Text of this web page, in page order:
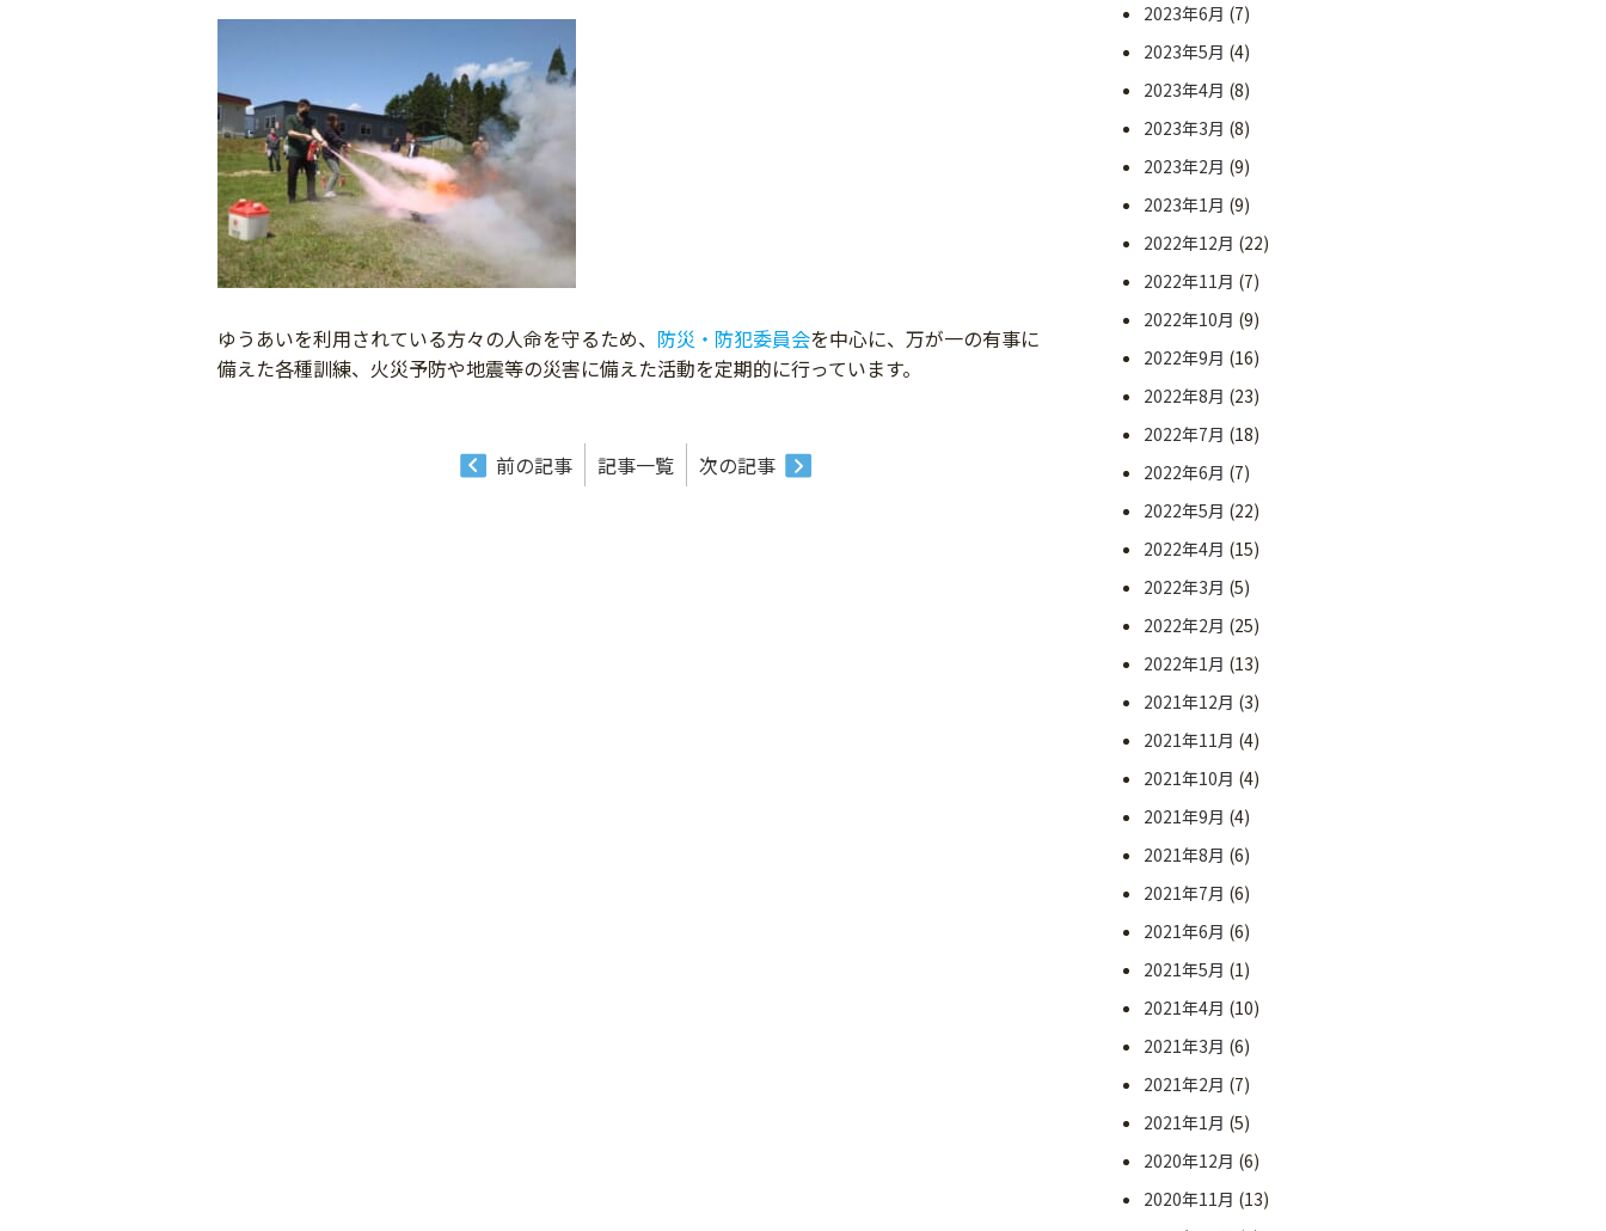
ゆうあいを利用されている方々の人命を守るため、 防災・防犯委員会を中心に、万が一の有事に
備えた各種訓練、火災予防や地震等の災害に備えた活動を定期的に行っています。
前の記事 記事一覧 次の記事
2023年6月 (7)
2023年5月 (4)
2023年4月 (8)
2023年3月 (8)
2023年2月 (9)
2023年1月 (9)
2022年12月 (22)
2022年11月 (7)
2022年10月 (9)
2022年9月 (16)
2022年8月 (23)
2022年7月 (18)
2022年6月 (7)
2022年5月 (22)
2022年4月 (15)
2022年3月 (5)
2022年2月 (25)
2022年1月 (13)
2021年12月 (3)
2021年11月 (4)
2021年10月 (4)
2021年9月 (4)
2021年8月 (6)
2021年7月 (6)
2021年6月 (6)
2021年5月 (1)
2021年4月 (10)
2021年3月 (6)
2021年2月 (7)
2021年1月 (5)
2020年12月 (6)
2020年11月 (13)